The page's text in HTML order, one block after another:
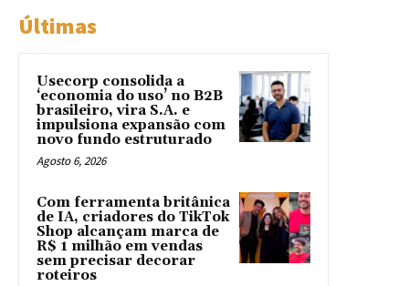
Últimas
Usecorp consolida a
‘economia do uso’ no B2B
brasileiro, vira S.A. e
impulsiona expansão com
novo fundo estruturado
Agosto 6, 2026
Com ferramenta britânica
de IA, criadores do TikTok
Shop alcançam marca de
R$ 1 milhão em vendas
sem precisar decorar
roteiros